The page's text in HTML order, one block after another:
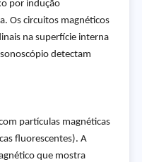
por indução
Os circuitos magnéticos
na superfície interna
detectam
partículas magnéticas
fluorescentes). A
que mostra